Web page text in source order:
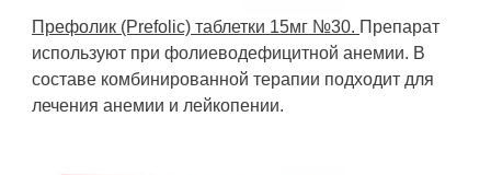
Префолик (Prefolic) таблетки 15мг №30. Препарат
используют при фолиеводефицитной анемии. В
составе комбинированной терапии подходит для
лечения анемии и лейкопении.